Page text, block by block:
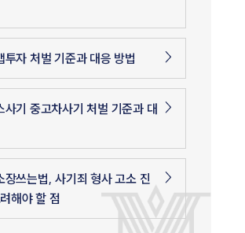
투자 처벌 기준과 대응 방법
사기 중고차사기 처벌 기준과 대
장쓰는법, 사기죄 형사 고소 진
해야 할 점